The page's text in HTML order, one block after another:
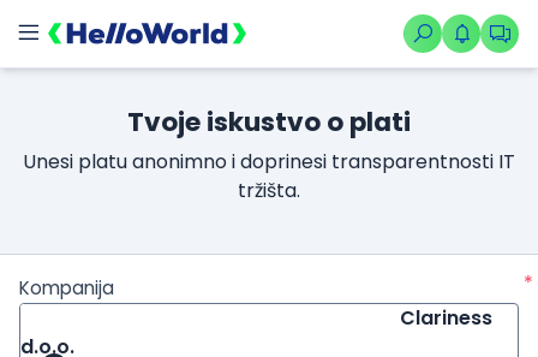
Tvoje iskustvo o plati
Unesi platu anonimno i doprinesi transparentnosti IT
tržišta.
Kompanija
*
Clariness
d.o.o.